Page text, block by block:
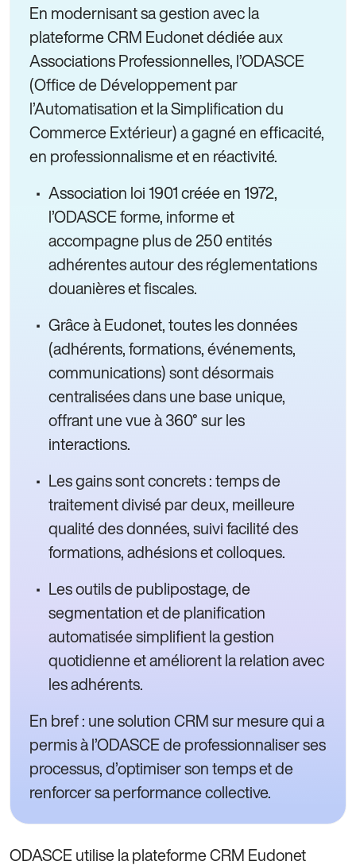
En modernisant sa gestion avec la
plateforme CRM Eudonet dédiée aux
Associations Professionnelles, l’ODASCE
(Office de Développement par
l’Automatisation et la Simplification du
Commerce Extérieur) a gagné en efficacité,
en professionnalisme et en réactivité.
Association loi 1901 créée en 1972,
l’ODASCE forme, informe et
accompagne plus de 250 entités
adhérentes autour des réglementations
douanières et fiscales.
Grâce à Eudonet, toutes les données
(adhérents, formations, événements,
communications) sont désormais
centralisées dans une base unique,
offrant une vue à 360° sur les
interactions.
Les gains sont concrets : temps de
traitement divisé par deux, meilleure
qualité des données, suivi facilité des
formations, adhésions et colloques.
Les outils de publipostage, de
segmentation et de planification
automatisée simplifient la gestion
quotidienne et améliorent la relation avec
les adhérents.
En bref : une solution CRM sur mesure qui a
permis à l’ODASCE de professionnaliser ses
processus, d’optimiser son temps et de
renforcer sa performance collective.
ODASCE utilise la plateforme CRM Eudonet